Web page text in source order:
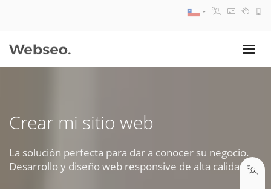
Crear mi sitio web
La solución perfecta para dar a conocer su negocio.
Desarrollo y diseño web responsive de alta calidad.
09:30 AM A 18:30 PM
soporte@webseo.cl